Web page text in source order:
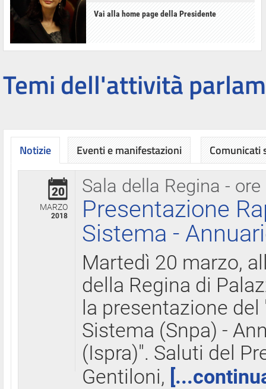
Vai alla home page della Presidente
Temi dell'attività
Notizie
Sala della Regina - ore
20
MARZO
2018
Presentazione
Sistema -
Martedì 20 marzo,
della Regina di
la presentazione
Sistema (Snpa) -
(Ispra)". Saluti del
Gentiloni,
Eventi e manifestazioni Comunicati